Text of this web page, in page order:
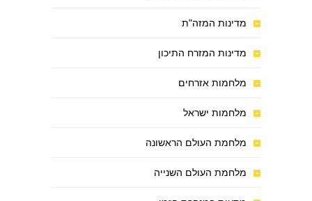
מדינות המזה"ת
מדינות המזרח התיכון
מלחמות אזרחים
מלחמות ישראל
מלחמת העולם הראשונה
מלחמת העולם השנייה